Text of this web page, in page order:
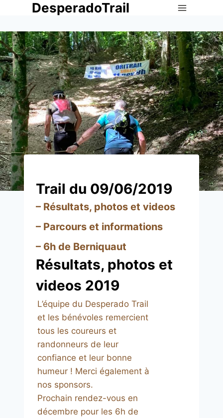
contenu
DesperadoTrail
Trail du 09/06/2019
– Résultats, photos et videos
– Parcours et informations
– 6h de Berniquaut
Résultats, photos et
videos 2019
L’équipe du Desperado Trail
et les bénévoles remercient
tous les coureurs et
randonneurs de leur
confiance et leur bonne
humeur ! Merci également à
nos sponsors.
Prochain rendez-vous en
décembre pour les 6h de